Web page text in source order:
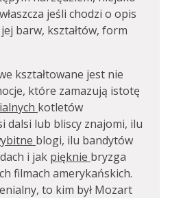
jeśli chodzi o opis
barw, kształtów, form
kształtowane jest nie
które zamazują istotę
kotletów
dalsi lub bliscy znajomi, ilu
blogi, ilu bandytów
i jak pięknie bryzga
filmach amerykańskich.
to kim był Mozart